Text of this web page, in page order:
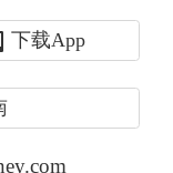
下载App